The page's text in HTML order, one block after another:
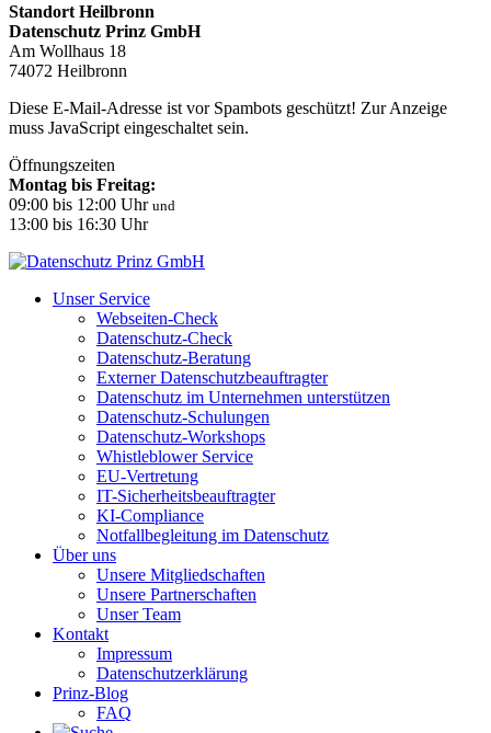
Standort Heilbronn
Datenschutz Prinz GmbH
Am Wollhaus 18
74072 Heilbronn
Diese E-Mail-Adresse ist vor Spambots geschützt! Zur Anzeige
muss JavaScript eingeschaltet sein.
Öffnungszeiten
Montag bis Freitag:
09:00 bis 12:00 Uhr und
13:00 bis 16:30 Uhr
Unser Service
Webseiten-Check
Datenschutz-Check
Datenschutz-Beratung
Externer Datenschutzbeauftragter
Datenschutz im Unternehmen unterstützen
Datenschutz-Schulungen
Datenschutz-Workshops
Whistleblower Service
EU-Vertretung
IT-Sicherheitsbeauftragter
KI-Compliance
Notfallbegleitung im Datenschutz
Über uns
Unsere Mitgliedschaften
Unsere Partnerschaften
Unser Team
Kontakt
Impressum
Datenschutzerklärung
Prinz-Blog
FAQ